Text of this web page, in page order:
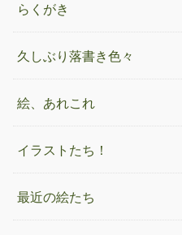
らくがき
久しぶり落書き色々
絵、あれこれ
イラストたち！
最近の絵たち